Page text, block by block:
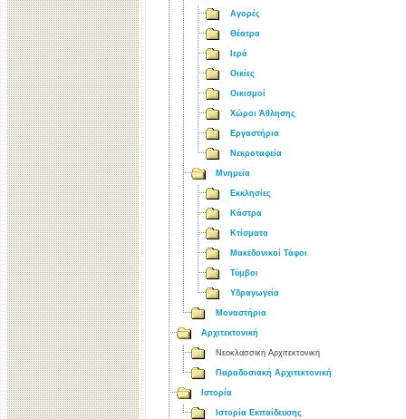
Αγορές
Θέατρα
Ιερά
Οικίες
Οικισμοί
Χώροι Άθλησης
Εργαστήρια
Νεκροταφεία
Μνημεία
Εκκλησίες
Κάστρα
Κτίσματα
Μακεδονικοί Τάφοι
Τύμβοι
Υδραγωγεία
Μοναστήρια
Αρχιτεκτονική
Νεοκλασσική Αρχιτεκτονική
Παραδοσιακή Αρχιτεκτονική
Ιστορία
Ιστορία Εκπαίδευσης